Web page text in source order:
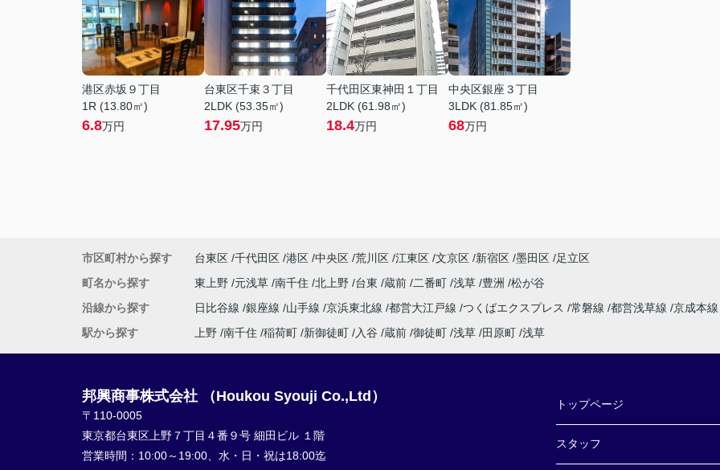
港区赤坂９丁目
1R (13.80㎡)
6.8万円
台東区千束３丁目
2LDK (53.35㎡)
17.95万円
千代田区東神田１丁目
2LDK (61.98㎡)
18.4万円
中央区銀座３丁目
3LDK (81.85㎡)
68万円
市区町村から探す 台東区 千代田区 港区 中央区 荒川区 江東区 文京区 新宿区 墨田区
足立区
町名から探す
東上野 元浅草 南千住 北上野 台東 蔵前 二番町 浅草 豊洲
松が谷
沿線から探す
日比谷線 銀座線 山手線 京浜東北線 都営大江戸線 つくばエクスプレス 常磐線 都営浅草線 京成本
駅から探す
上野 南千住 稲荷町 新御徒町 入谷 蔵前 御徒町 浅草 田原町 浅草
邦興商事株式会社 （Houkou Syouji Co.,Ltd）
〒110-0005
東京都台東区上野７丁目４番９号 細田ビル １階
営業時間： 10:00～19:00、水・日・祝は18:00迄
トップページ
スタッフ